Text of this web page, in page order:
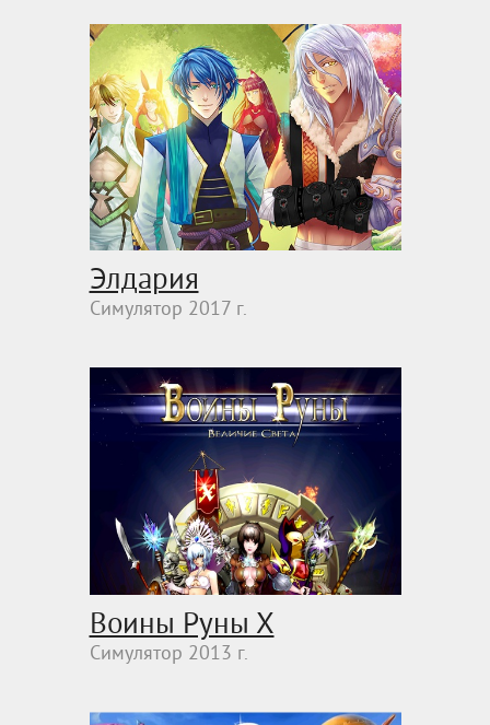
Элдария
Симулятор 2017 г.
Воины Руны Х
Симулятор 2013 г.